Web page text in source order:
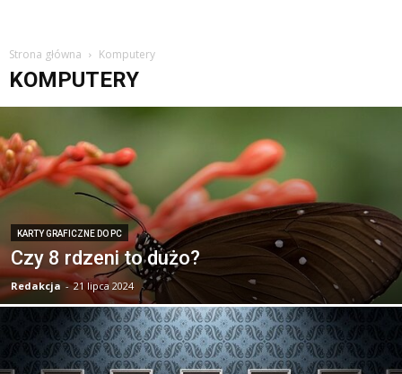
Strona główna Komputery
KOMPUTERY
KARTY GRAFICZNE DO PC
Czy 8 rdzeni to dużo?
Redakcja - 21 lipca 2024